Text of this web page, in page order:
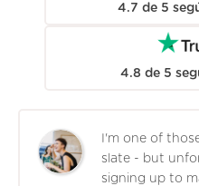
4.7 de 5
4.8 de 5
I'm one of
slate - but
signing up to